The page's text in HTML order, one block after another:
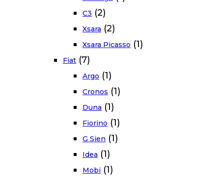
C3 (2)
Xsara (2)
Xsara Picasso (1)
Fiat (7)
Argo (1)
Cronos (1)
Duna (1)
Fiorino (1)
G Sien (1)
Idea (1)
Mobi (1)